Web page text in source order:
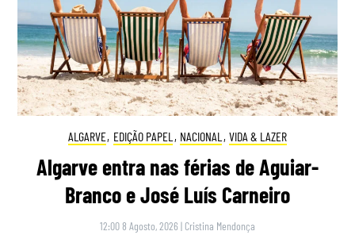
ALGARVE, EDIÇÃO PAPEL , NACIONAL , VIDA & LAZER
Algarve entra nas férias de Aguiar-
Branco e José Luís Carneiro
12:00 8 Agosto, 2026 | Cristina Mendonça